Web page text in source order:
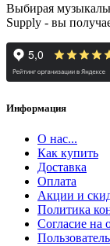
Выбирая
Supply - вы
Информация
О нас...
Как купить
Доставка
Оплата
Акции и
Политика
Согласие на